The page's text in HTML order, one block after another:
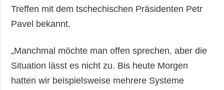
Treffen mit dem tschechischen Präsidenten Petr
Pavel bekannt.
„Manchmal möchte man offen sprechen, aber die
Situation lässt es nicht zu. Bis heute Morgen
hatten wir beispielsweise mehrere Systeme